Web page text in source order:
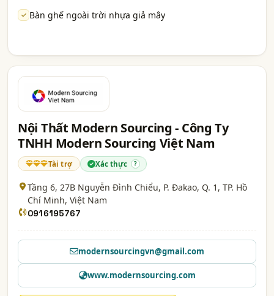
Bàn ghế ngoài trời nhựa giả mây
Nội Thất Modern Sourcing - Công Ty
TNHH Modern Sourcing Việt Nam
Tài trợ Xác thực ?
Tầng 6, 27B Nguyễn Đình Chiểu, P. Đakao, Q. 1, TP. Hồ
Chí Minh, Việt Nam
0916195767
modernsourcingvn@gmail.com
www.modernsourcing.com